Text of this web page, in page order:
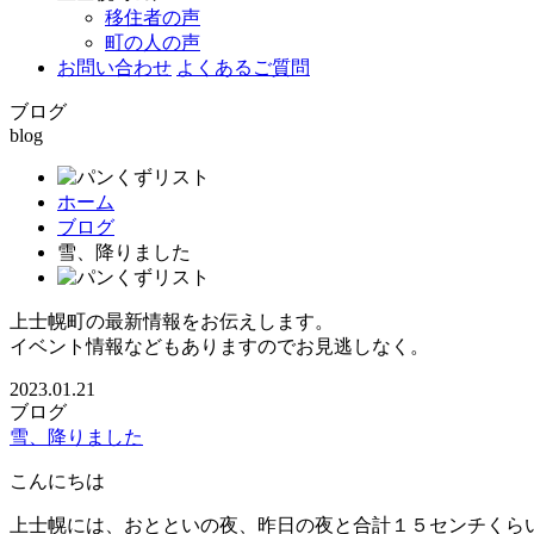
移住者の声
町の人の声
お問い合わせ よくあるご質問
ブログ
blog
ホーム
ブログ
雪、降りました
上士幌町の最新情報をお伝えします。
イベント情報などもありますのでお見逃しなく。
2023.01.21
ブログ
雪、降りました
こんにちは
上士幌には、おとといの夜、昨日の夜と合計１５センチくら